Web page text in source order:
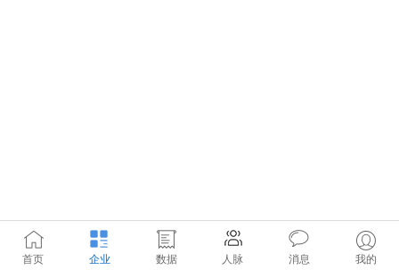
首页 企业 数据 人脉 消息 我的